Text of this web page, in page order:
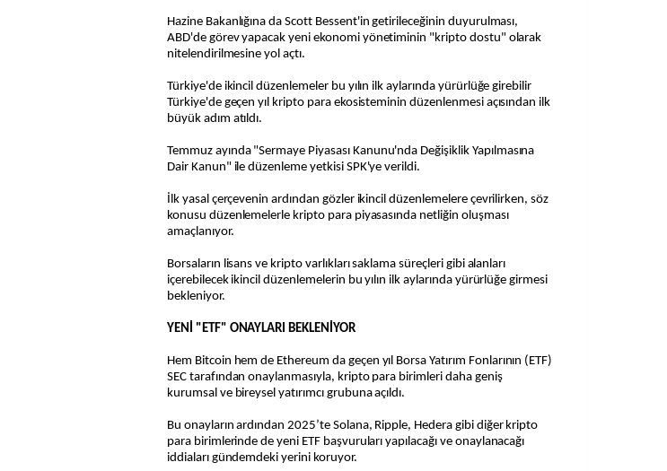
Hazine Bakanlığına da Scott Bessent'in getirileceğinin duyurulması,
ABD'de görev yapacak yeni ekonomi yönetiminin "kripto dostu" olarak
nitelendirilmesine yol açtı.
Türkiye'de ikincil düzenlemeler bu yılın ilk aylarında yürürlüğe girebilir
Türkiye'de geçen yıl kripto para ekosisteminin düzenlenmesi açısından ilk
büyük adım atıldı.
Temmuz ayında "Sermaye Piyasası Kanunu'nda Değişiklik Yapılmasına
Dair Kanun" ile düzenleme yetkisi SPK'ye verildi.
İlk yasal çerçevenin ardından gözler ikincil düzenlemelere çevrilirken, söz
konusu düzenlemelerle kripto para piyasasında netliğin oluşması
amaçlanıyor.
Borsaların lisans ve kripto varlıkları saklama süreçleri gibi alanları
içerebilecek ikincil düzenlemelerin bu yılın ilk aylarında yürürlüğe girmesi
bekleniyor.
YENİ "ETF" ONAYLARI BEKLENİYOR
Hem Bitcoin hem de Ethereum da geçen yıl Borsa Yatırım Fonlarının (ETF)
SEC tarafından onaylanmasıyla, kripto para birimleri daha geniş
kurumsal ve bireysel yatırımcı grubuna açıldı.
Bu onayların ardından 2025’te Solana, Ripple, Hedera gibi diğer kripto
para birimlerinde de yeni ETF başvuruları yapılacağı ve onaylanacağı
iddiaları gündemdeki yerini koruyor.